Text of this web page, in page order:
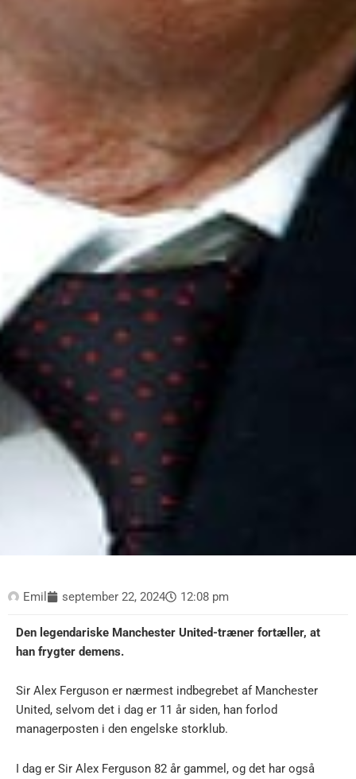
Emil september 22, 2024 12:08 pm
Den legendariske Manchester United-træner fortæller, at
han frygter demens.
Sir Alex Ferguson er nærmest indbegrebet af Manchester
United, selvom det i dag er 11 år siden, han forlod
managerposten i den engelske storklub.
I dag er Sir Alex Ferguson 82 år gammel, og det har også